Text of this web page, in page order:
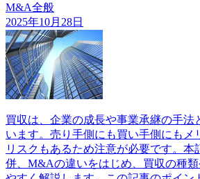
M&A全般
2025年10月28日
買収は、企業の成長や事業承継の手法
います。売り手側にも買い手側にもメ
リスクもあるため注意が必要です。本
併、M&Aの違いをはじめ、買収の種